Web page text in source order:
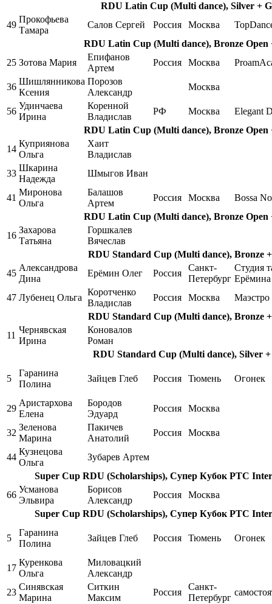
RDU Latin Cup (Multi dance), Silver +
49
Прокофьева
Тамара
Салов Сергей Россия Москва
RDU Latin Cup (Multi dance), Bronze Open
25 Зотова Мария
Епифанов
Артем
Россия Москва
36
Шишлянникова
Ксения
Порозов
Александр
Москва
56
Удинчаева
Ирина
Коренной
Владислав
РФ Москва
Elegant
RDU Latin Cup (Multi dance), Bronze Open
14
Куприянова
Ольга
Хаит
Владислав
33
Шкарина
Надежда
Шмыгов Иван
41
Миронова
Ольга
Балашов
Артем
Россия Москва
Bossa
RDU Latin Cup (Multi dance), Bronze Open
16
Захарова
Татьяна
Горшкалев
Вячеслав
RDU Standard Cup (Multi dance), Bronze
45
Александрова
Дина
Ерёмин Олег Россия
Санкт-
Петербург
Студия
Ерёмина
47 Лубенец Ольга
Коротченко
Владислав
Россия Москва
Маэстро
RDU Standard Cup (Multi dance), Bronze
11
Чернявская
Ирина
Коновалов
Роман
RDU Standard Cup (Multi dance), Silver +
5
Гаранина
Полина
Зайцев Глеб Россия Тюмень Огонек
29
Аристархова
Елена
Бородов
Эдуард
Россия Москва
32
Зеленова
Марина
Пакичев
Анатолий
Россия Москва
44
Кузнецова
Ольга
Зубарев Артем
Super Cup RDU (Scholarships), Супер Кубок РТС
66
Усманова
Эльвира
Борисов
Александр
Россия
Москва
Super Cup RDU (Scholarships), Супер Кубок РТС
5
Гаранина
Полина
Зайцев Глеб Россия Тюмень Огонек
17
Куренкова
Ольга
Миловацкий
Александр
23
Синявская
Марина
Ситкин
Максим
Россия
Санкт-
Петербург